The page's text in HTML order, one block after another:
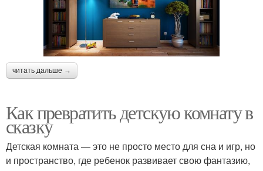
читать дальше →
Как превратить детскую комнату в
сказку
Детская комната — это не просто место для сна и игр, но
и пространство, где ребенок развивает свою фантазию,